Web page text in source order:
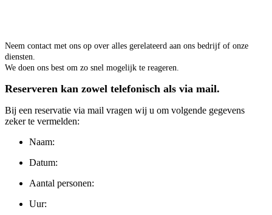
Neem contact met ons op over alles gerelateerd aan ons bedrijf of onze
diensten.
We doen ons best om zo snel mogelijk te reageren.
Reserveren kan zowel telefonisch als via mail.
Bij een reservatie via mail vragen wij u om volgende gegevens
zeker te vermelden:
Naam:
Datum:
Aantal personen:
Uur: